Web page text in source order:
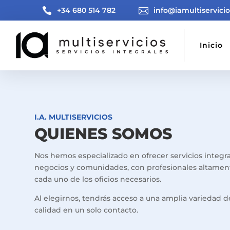
 +34 680 514 782 
Inicio
I.A. MULTISERVICIOS
QUIENES SOMOS
Nos hemos especializado en ofrecer servicios
negocios y comunidades, con profesionales
cada uno de los oficios necesarios.
Al elegirnos, tendrás acceso a una amplia variedad
calidad en un solo contacto.